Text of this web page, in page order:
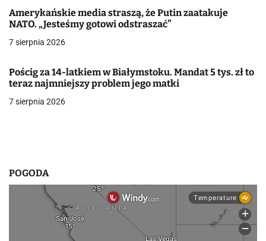
w
p
i
s
Amerykańskie media straszą, że Putin zaatakuje
NATO. „Jesteśmy gotowi odstraszać”
7 sierpnia 2026
Pościg za 14-latkiem w Białymstoku. Mandat 5 tys. zł to
teraz najmniejszy problem jego matki
7 sierpnia 2026
POGODA